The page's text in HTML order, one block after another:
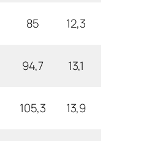
85 12,3
94,7 13,1
105,3 13,9